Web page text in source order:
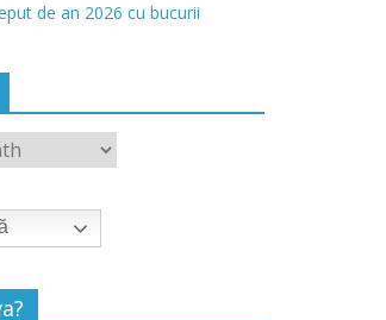
de an 2026 cu bucurii